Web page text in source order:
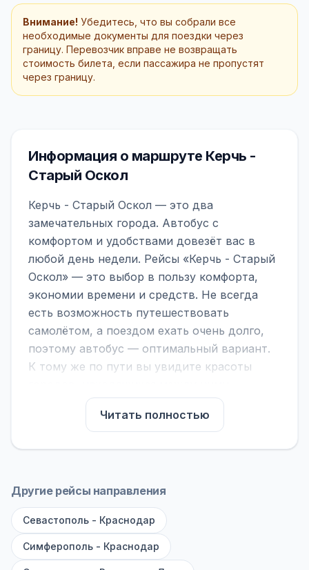
Внимание! Убедитесь, что вы собрали все
необходимые документы для поездки через
границу. Перевозчик вправе не возвращать
стоимость билета, если пассажира не пропустят
через границу.
Информация о маршруте Керчь -
Старый Оскол
Керчь - Старый Оскол — это два
замечательных города. Автобус с
комфортом и удобствами довезёт вас в
любой день недели. Рейсы «Керчь - Старый
Оскол» — это выбор в пользу комфорта,
экономии времени и средств. Не всегда
есть возможность путешествовать
самолётом, а поездом ехать очень долго,
поэтому автобус — оптимальный вариант.
К тому же по пути вы увидите красоты
На нашем сайте вы можете найти
расписание автобусов Керчь - Старый
Оскол, сравнить рейсы и выбрать
обратите внимание на микроавтобусы (8–18
большие автобусы (от 40 мест): у них лучше
подвеска и дорога ощущается меньше.
Читать полностью
Другие рейсы направления
Севастополь - Краснодар
Симферополь - Краснодар